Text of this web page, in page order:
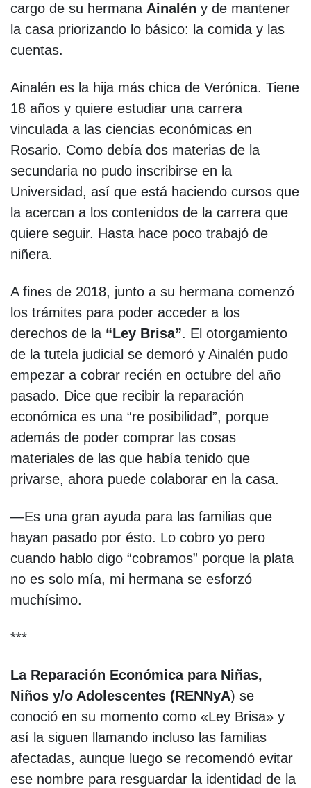
cargo de su hermana Ainalén y de mantener
la casa priorizando lo básico: la comida y las
cuentas.
Ainalén es la hija más chica de Verónica. Tiene
18 años y quiere estudiar una carrera
vinculada a las ciencias económicas en
Rosario. Como debía dos materias de la
secundaria no pudo inscribirse en la
Universidad, así que está haciendo cursos que
la acercan a los contenidos de la carrera que
quiere seguir. Hasta hace poco trabajó de
niñera.
A fines de 2018, junto a su hermana comenzó
los trámites para poder acceder a los
derechos de la “Ley Brisa”. El otorgamiento
de la tutela judicial se demoró y Ainalén pudo
empezar a cobrar recién en octubre del año
pasado. Dice que recibir la reparación
económica es una “re posibilidad”, porque
además de poder comprar las cosas
materiales de las que había tenido que
privarse, ahora puede colaborar en la casa.
—Es una gran ayuda para las familias que
hayan pasado por ésto. Lo cobro yo pero
cuando hablo digo “cobramos” porque la plata
no es solo mía, mi hermana se esforzó
muchísimo.
***
La Reparación Económica para Niñas,
Niños y/o Adolescentes (RENNyA) se
conoció en su momento como «Ley Brisa» y
así la siguen llamando incluso las familias
afectadas, aunque luego se recomendó evitar
ese nombre para resguardar la identidad de la